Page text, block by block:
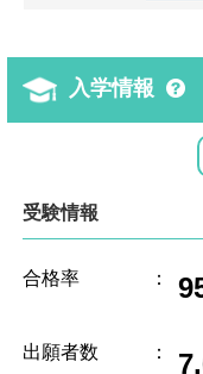
入学情報
受験情報
合格率 ：
出願者数 ：